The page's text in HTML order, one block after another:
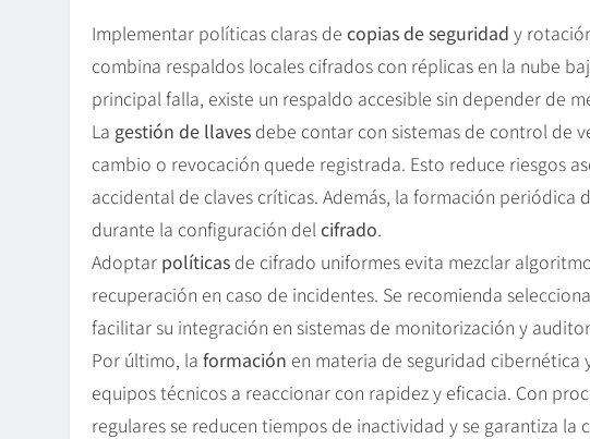
Implementar políticas claras de copias de seguridad y
combina respaldos locales cifrados con réplicas en la nube
principal falla, existe un respaldo accesible sin depender de
La gestión de llaves debe contar con sistemas de control de
cambio o revocación quede registrada. Esto reduce riesgos
accidental de claves críticas. Además, la formación periódica
durante la configuración delcifrado.
Adoptar políticas de cifrado uniformes evita mezclar
recuperación en caso de incidentes. Se recomienda
facilitar su integración en sistemas de monitorización y
Por último, la formación en materia de seguridad cibernética
equipos técnicos a reaccionar con rapidez y eficacia. Con
regulares se reducen tiempos de inactividad y se garantiza